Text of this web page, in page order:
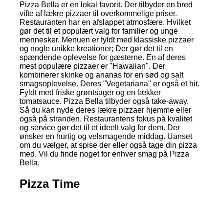
Pizza Bella er en lokal favorit. Der tilbyder en bred
vifte af lækre pizzaer til overkommelige priser.
Restauranten har en afslappet atmosfære. Hvilket
gør det til et populært valg for familier og unge
mennesker. Menuen er fyldt med klassiske pizzaer
og nogle unikke kreationer; Der gør det til en
spændende oplevelse for gæsterne. En af deres
mest populære pizzaer er "Hawaiian". Der
kombinerer skinke og ananas for en sød og salt
smagsoplevelse. Deres "Vegetariana" er også et hit.
Fyldt med friske grøntsager og en lækker
tomatsauce. Pizza Bella tilbyder også take-away.
Så du kan nyde deres lækre pizzaer hjemme eller
også på stranden. Restaurantens fokus på kvalitet
og service gør det til et ideelt valg for dem. Der
ønsker en hurtig og velsmagende middag. Uanset
om du vælger, at spise der eller også tage din pizza
med. Vil du finde noget for enhver smag på Pizza
Bella.
Pizza Time